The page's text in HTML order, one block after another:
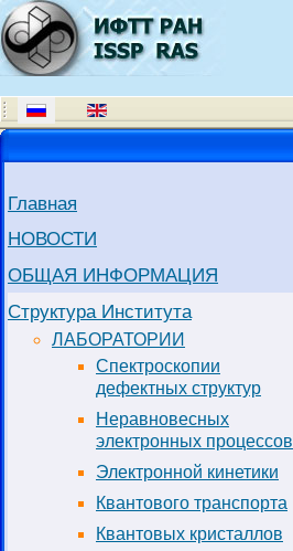
Главная
НОВОСТИ
ОБЩАЯ ИНФОРМАЦИЯ
Структура Института
ЛАБОРАТОРИИ
Спектроскопии
дефектных структур
Неравновесных
электронных процессов
Электронной кинетики
Квантового транспорта
Квантовых кристаллов